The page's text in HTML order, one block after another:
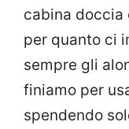
cabina doccia
per quanto ci
sempre gli
finiamo per
spendendo